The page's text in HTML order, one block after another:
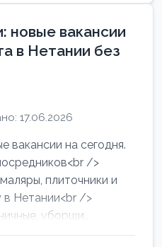
новые вакансии
в Нетании без
17.06.2026
вакансии на сегодня.
/>
плиточники и
в Нетании<br />
уборщи...